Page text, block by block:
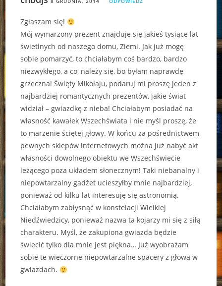
Zgłaszam się!
Mój wymarzony prezent znajduje się jakieś tysiące lat
świetlnych od naszego domu, Ziemi. Jak już mogę
sobie pomarzyć, to chciałabym coś bardzo, bardzo
niezwykłego, a co, należy się, bo byłam naprawdę
grzeczna! Święty Mikołaju, podaruj mi proszę jeden z
najbardziej romantycznych prezentów, jakie świat
widział – gwiazdkę z nieba! Chciałabym posiadać na
własność kawałek Wszechświata i nie myśl proszę, że
to marzenie ściętej głowy. W końcu za pośrednictwem
pewnych sklepów internetowych można już nabyć akt
własności dowolnego obiektu we Wszechświecie
leżącego poza układem słonecznym! Taki niebanalny i
niepowtarzalny gadżet ucieszyłby mnie najbardziej,
ponieważ od kilku lat interesuję się astronomią.
Chciałabym zabłysnąć w konstelacji Wielkiej
Niedźwiedzicy, ponieważ nazwa ta kojarzy mi się z siłą
charakteru. Myśl, że zakupiona gwiazda będzie
świecić tylko dla mnie jest piękna… Już wyobrażam
sobie te wieczorne niepowtarzalne spacery z głową w
gwiazdach.